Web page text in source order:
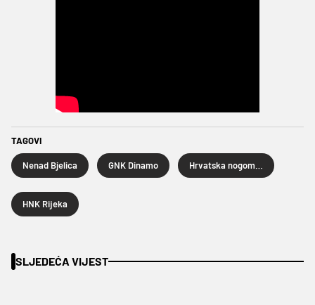
TAGOVI
Nenad Bjelica GNK Dinamo
HNK Rijeka
SLJEDEĆA VIJEST